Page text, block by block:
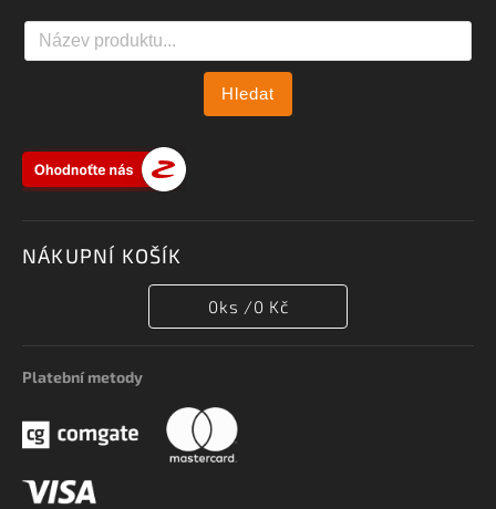
Hledat
NÁKUPNÍ KOŠÍK
0ks /0 Kč
Platební metody